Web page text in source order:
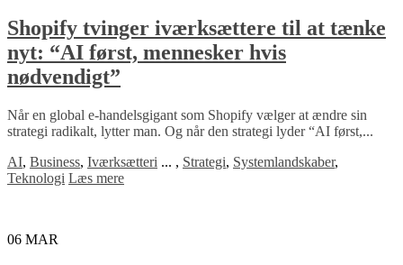
Shopify tvinger iværksættere til at tænke
nyt: “AI først, mennesker hvis
nødvendigt”
Når en global e-handelsgigant som Shopify vælger at ændre sin
strategi radikalt, lytter man. Og når den strategi lyder “AI først,...
AI, Business, Iværksætteri ... , Strategi, Systemlandskaber,
Teknologi Læs mere
06 MAR